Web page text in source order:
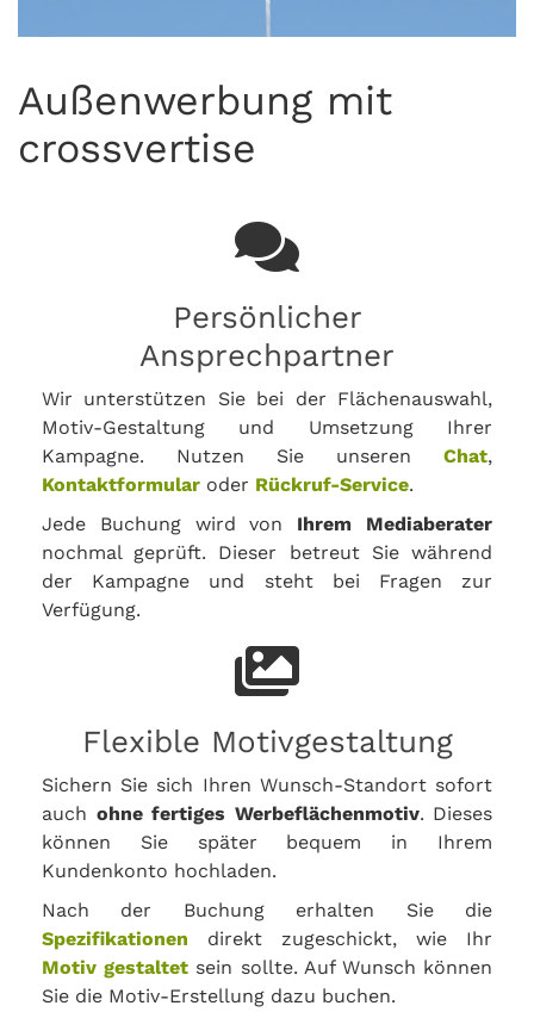
Außenwerbung mit
crossvertise
Persönlicher
Ansprechpartner
Wir unterstützen Sie bei der Flächenauswahl,
Motiv-Gestaltung und Umsetzung Ihrer
Kampagne. Nutzen Sie unseren Chat,
Kontaktformular oder Rückruf-Service.
Jede Buchung wird von Ihrem Mediaberater
nochmal geprüft. Dieser betreut Sie während
der Kampagne und steht bei Fragen zur
Verfügung.
Flexible Motivgestaltung
Sichern Sie sich Ihren Wunsch-Standort sofort
auch ohne fertiges Werbeflächenmotiv. Dieses
können Sie später bequem in Ihrem
Kundenkonto hochladen.
Nach der Buchung erhalten Sie die
Spezifikationen direkt zugeschickt, wie Ihr
Motiv gestaltet sein sollte. Auf Wunsch können
Sie die Motiv-Erstellung dazu buchen.